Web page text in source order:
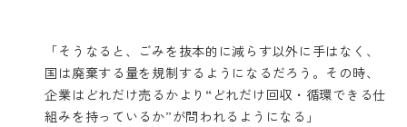
「そうなると、ごみを抜本的に減らす以外に手はなく、
国は廃棄する量を規制するようになるだろう。その時、
企業はどれだけ売るかより“どれだけ回収・循環できる仕
組みを持っているか”が問われるようになる」